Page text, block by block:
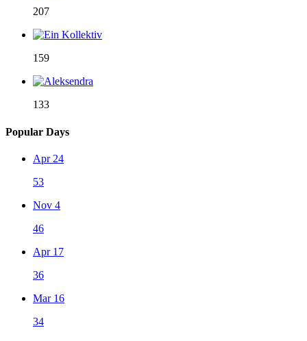
207
159
133
Popular Days
Apr 24
53
Nov 4
46
Apr 17
36
Mar 16
34